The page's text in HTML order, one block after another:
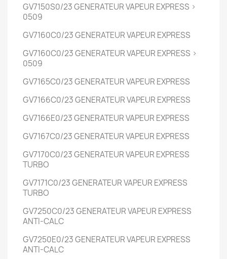
GV7150S0/23GENERATEUR VAPEUR EXPRESS >
0509
GV7160C0/23GENERATEUR VAPEUR EXPRESS
GV7160C0/23GENERATEUR VAPEUR EXPRESS >
0509
GV7165C0/23GENERATEUR VAPEUR EXPRESS
GV7166C0/23GENERATEUR VAPEUR EXPRESS
GV7166E0/23GENERATEUR VAPEUR EXPRESS
GV7167C0/23GENERATEUR VAPEUR EXPRESS
GV7170C0/23GENERATEUR VAPEUR EXPRESS
TURBO
GV7171C0/23GENERATEUR VAPEUR EXPRESS
TURBO
GV7250C0/23GENERATEUR VAPEUR EXPRESS
ANTI-CALC
GV7250E0/23GENERATEUR VAPEUR EXPRESS
ANTI-CALC